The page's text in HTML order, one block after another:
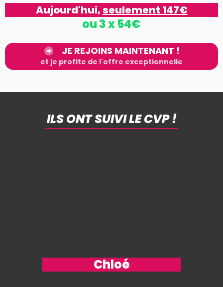
Aujourd'hui,seulement 147€
ou 3 x 54€
JE REJOINS MAINTENANT !
et je profite de l'offre exceptionnelle
ILS ONT SUIVI LE CVP !
Chloé